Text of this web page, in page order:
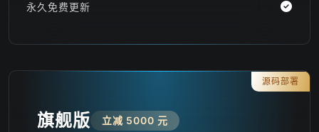
永久免费更新
旗舰版 立减 5000 元
源码部署